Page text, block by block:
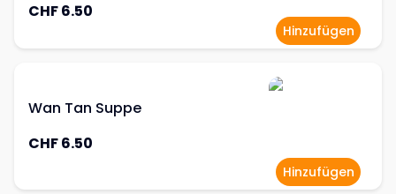
CHF 6.50
Hinzufügen
Wan Tan Suppe
CHF 6.50
Hinzufügen